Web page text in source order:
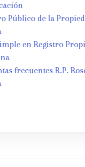
Público de la
en Registro
frecuentes R.P.